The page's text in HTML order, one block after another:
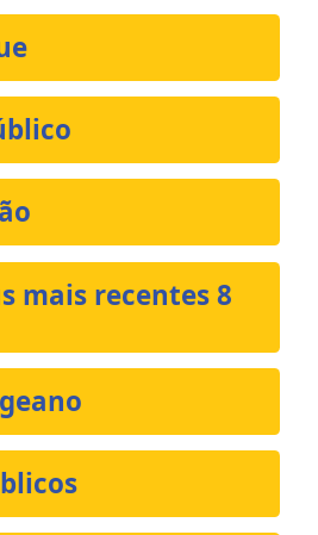
mais recentes 8